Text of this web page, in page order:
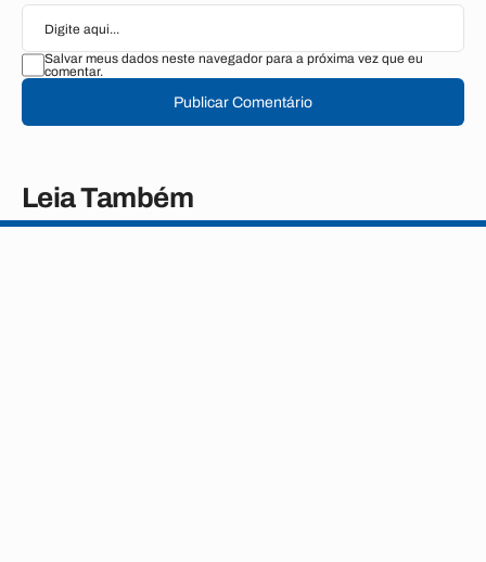
Salvar meus dados neste navegador para a próxima vez que eu
comentar.
Publicar Comentário
Leia Também